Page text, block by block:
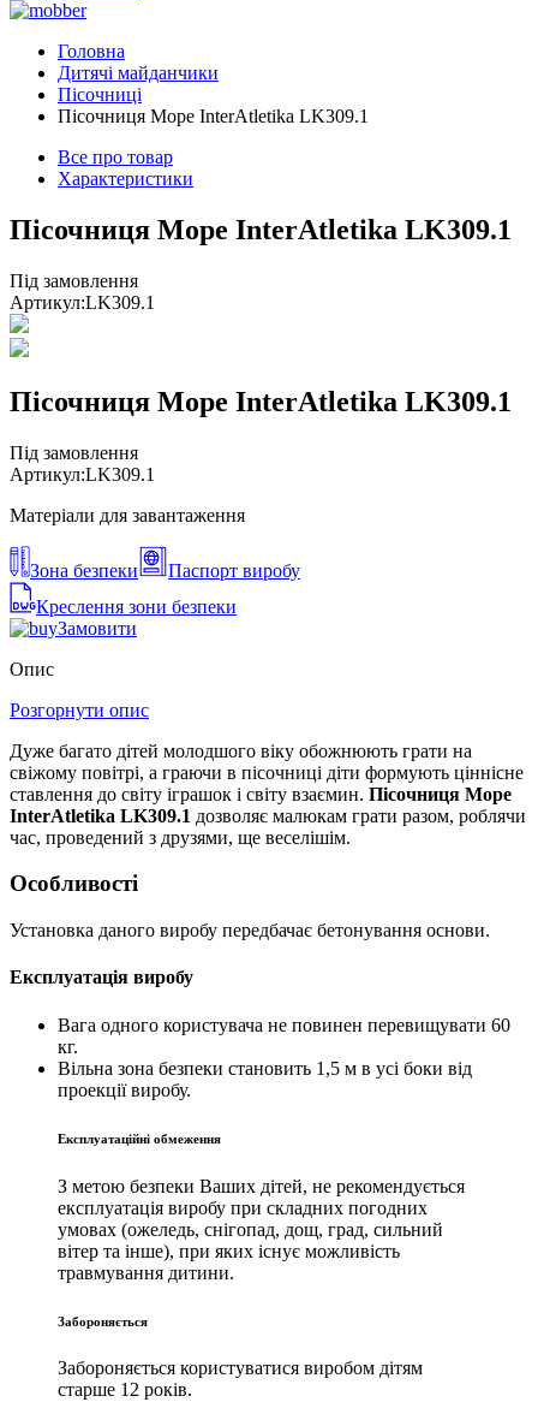
Головна
Дитячі майданчики
Пісочниці
Пісочниця Море InterAtletika LK309.1
Все про товар
Характеристики
Пісочниця Море InterAtletika LK309.1
Під замовлення
Артикул:LK309.1
Пісочниця Море InterAtletika LK309.1
Під замовлення
Артикул:LK309.1
Матеріали для завантаження
Зона безпеки
Паспорт виробу
Креслення зони безпеки
Замовити
Опис
Розгорнути опис
Дуже багато дітей молодшого віку обожнюють грати на
свіжому повітрі, а граючи в пісочниці діти формують ціннісне
ставлення до світу іграшок і світу взаємин. Пісочниця Море
InterAtletika LK309.1 дозволяє малюкам грати разом, роблячи
час, проведений з друзями, ще веселішім.
Особливості
Установка даного виробу передбачає бетонування основи.
Експлуатація виробу
Вага одного користувача не повинен перевищувати 60
кг.
Вільна зона безпеки становить 1,5 м в усі боки від
проекції виробу.
Експлуатаційні обмеження
З метою безпеки Ваших дітей, не рекомендується
експлуатація виробу при складних погодних
умовах (ожеледь, снігопад, дощ, град, сильний
вітер та інше), при яких існує можливість
травмування дитини.
Забороняється
Забороняється користуватися виробом дітям
старше 12 років.